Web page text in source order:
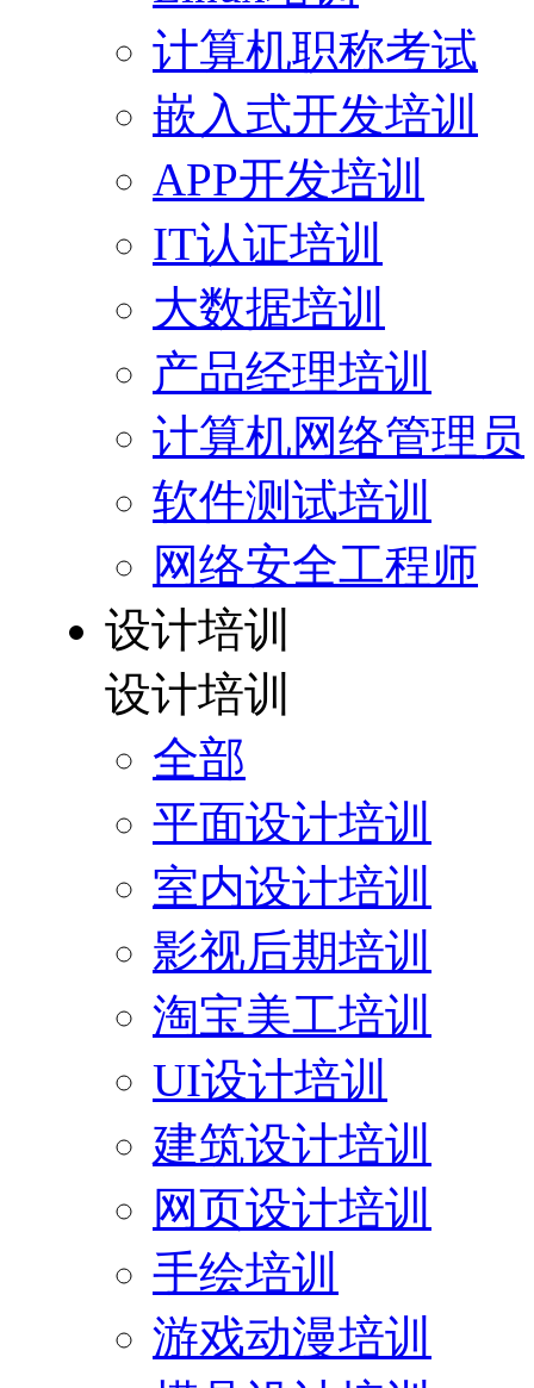
计算机职称考试
嵌入式开发培训
APP开发培训
IT认证培训
大数据培训
产品经理培训
计算机网络管理员
软件测试培训
网络安全工程师
设计培训
设计培训
全部
平面设计培训
室内设计培训
影视后期培训
淘宝美工培训
UI设计培训
建筑设计培训
网页设计培训
手绘培训
游戏动漫培训